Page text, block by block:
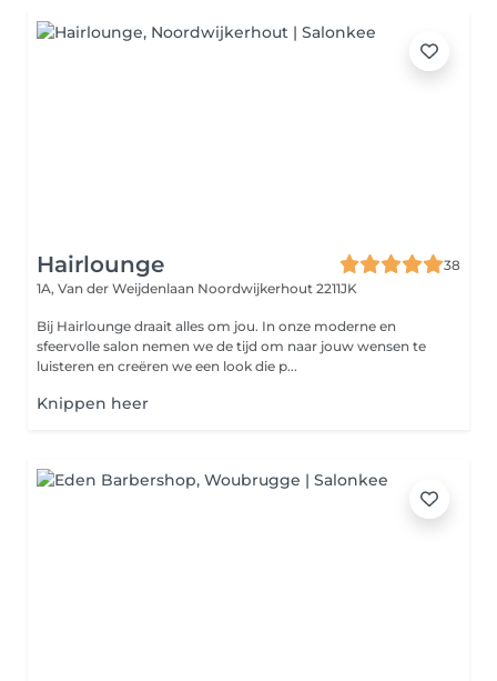
Hairlounge
38
1A, Van der Weijdenlaan Noordwijkerhout 2211JK
Bij Hairlounge draait alles om jou. In onze moderne en
sfeervolle salon nemen we de tijd om naar jouw wensen te
luisteren en creëren we een look die p...
Knippen heer